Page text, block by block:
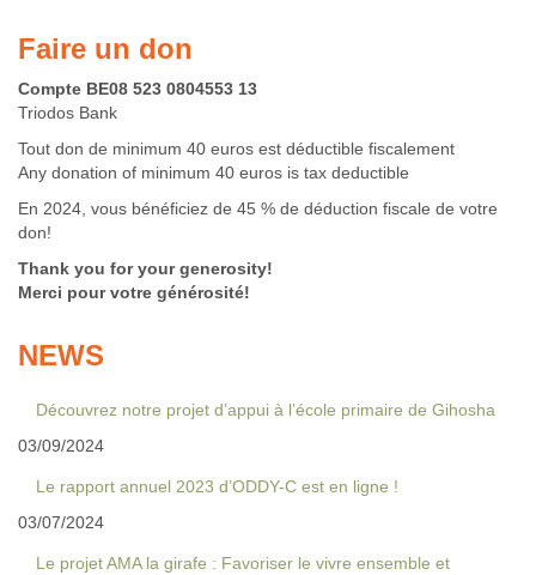
Faire un don
Compte BE08 523 0804553 13
Triodos Bank
Tout don de minimum 40 euros est déductible fiscalement
Any donation of minimum 40 euros is tax deductible
En 2024, vous bénéficiez de 45 % de déduction fiscale de votre
don!
Thank you for your generosity!
Merci pour votre générosité!
NEWS
Découvrez notre projet d’appui à l’école primaire de Gihosha
03/09/2024
Le rapport annuel 2023 d’ODDY-C est en ligne !
03/07/2024
Le projet AMA la girafe : Favoriser le vivre ensemble et